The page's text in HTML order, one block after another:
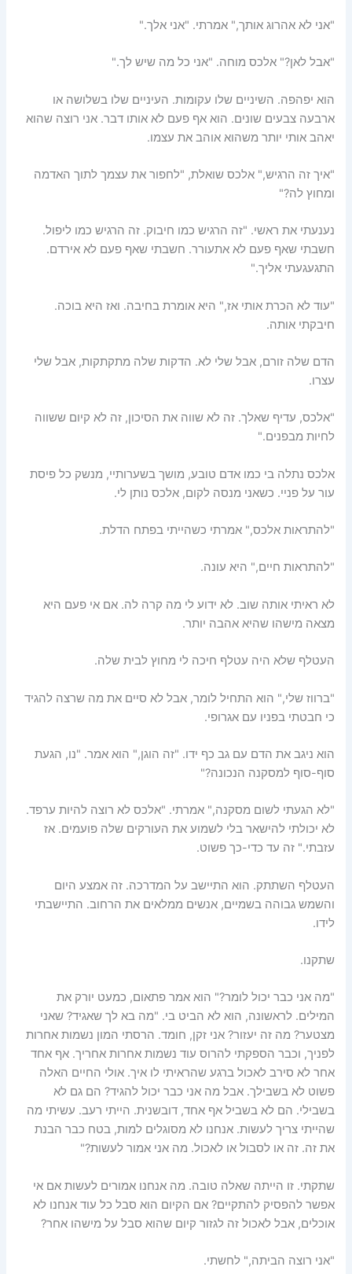
"אני לא אהרוג אותך," אמרתי. "אני אלך."
"אבל לאן?" אלכס מוחה. "אני כל מה שיש לך."
הוא יפהפה. השיניים שלו עקומות. העיניים שלו בשלושה או
ארבעה צבעים שונים. הוא אף פעם לא אותו דבר. אני רוצה שהוא
יאהב אותי יותר משהוא אוהב את עצמו.
"איך זה הרגיש," אלכס שואלת, "לחפור את עצמך לתוך האדמה
ומחוץ לה?"
נענעתי את ראשי. "זה הרגיש כמו חיבוק. זה הרגיש כמו ליפול.
חשבתי שאף פעם לא אתעורר. חשבתי שאף פעם לא אירדם.
התגעגעתי אליך."
"עוד לא הכרת אותי אז," היא אומרת בחיבה. ואז היא בוכה.
חיבקתי אותה.
הדם שלה זורם, אבל שלי לא. הדקות שלה מתקתקות, אבל שלי
עצרו.
"אלכס, עדיף שאלך. זה לא שווה את הסיכון, זה לא קיום ששווה
לחיות מבפנים."
אלכס נתלה בי כמו אדם טובע, מושך בשערותיי, מנשק כל פיסת
עור על פניי. כשאני מנסה לקום, אלכס נותן לי.
"להתראות אלכס," אמרתי כשהייתי בפתח הדלת.
"להתראות חיים," היא עונה.
לא ראיתי אותה שוב. לא ידוע לי מה קרה לה. אם אי פעם היא
מצאה מישהו שהיא אהבה יותר.
העטלף שלא היה עטלף חיכה לי מחוץ לבית שלה.
"ברווז שלי," הוא התחיל לומר, אבל לא סיים את מה שרצה להגיד
כי חבטתי בפניו עם אגרופי.
הוא ניגב את הדם עם גב כף ידו. "זה הוגן," הוא אמר. "נו, הגעת
סוף-סוף למסקנה הנכונה?"
"לא הגעתי לשום מסקנה," אמרתי. "אלכס לא רוצה להיות ערפד.
לא יכולתי להישאר בלי לשמוע את העורקים שלה פועמים. אז
עזבתי." זה עד כדי-כך פשוט.
העטלף השתתק. הוא התיישב על המדרכה. זה אמצע היום
והשמש גבוהה בשמיים, אנשים ממלאים את הרחוב. התיישבתי
לידו.
שתקנו.
"מה אני כבר יכול לומר?" הוא אמר פתאום, כמעט יורק את
המילים. לראשונה, הוא לא הביט בי. "מה בא לך שאגיד? שאני
מצטער? מה זה יעזור? אני זקן, חומד. הרסתי המון נשמות אחרות
לפניך, וכבר הספקתי להרוס עוד נשמות אחרות אחריך. אף אחד
אחר לא סירב לאכול ברגע שהראיתי לו איך. אולי החיים האלה
פשוט לא בשבילך. אבל מה אני כבר יכול להגיד? הם גם לא
בשבילי. הם לא בשביל אף אחד, דובשנית. הייתי רעב. עשיתי מה
שהייתי צריך לעשות. אנחנו לא מסוגלים למות, בטח כבר הבנת
את זה. זה או לסבול או לאכול. מה אני אמור לעשות?"
שתקתי. זו הייתה שאלה טובה. מה אנחנו אמורים לעשות אם אי
אפשר להפסיק להתקיים? אם הקיום הוא סבל כל עוד אנחנו לא
אוכלים, אבל לאכול זה לגזור קיום שהוא סבל על מישהו אחר?
"אני רוצה הביתה," לחשתי.